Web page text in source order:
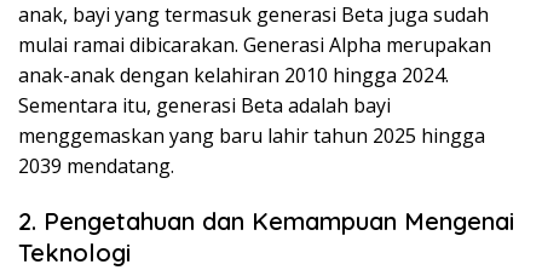
anak, bayi yang termasuk generasi Beta juga sudah
mulai ramai dibicarakan. Generasi Alpha merupakan
anak-anak dengan kelahiran 2010 hingga 2024.
Sementara itu, generasi Beta adalah bayi
menggemaskan yang baru lahir tahun 2025 hingga
2039 mendatang.
2. Pengetahuan dan Kemampuan Mengenai
Teknologi